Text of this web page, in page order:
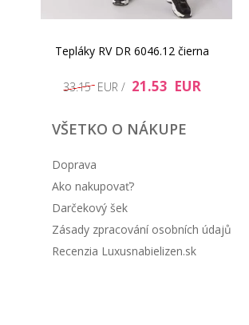
Tepláky RV DR 6046.12 čierna
33.15 EUR / 21.53 EUR
VŠETKO O NÁKUPE
Doprava
Ako nakupovať?
Darčekový šek
Zásady zpracování osobních údajů
Recenzia Luxusnabielizen.sk